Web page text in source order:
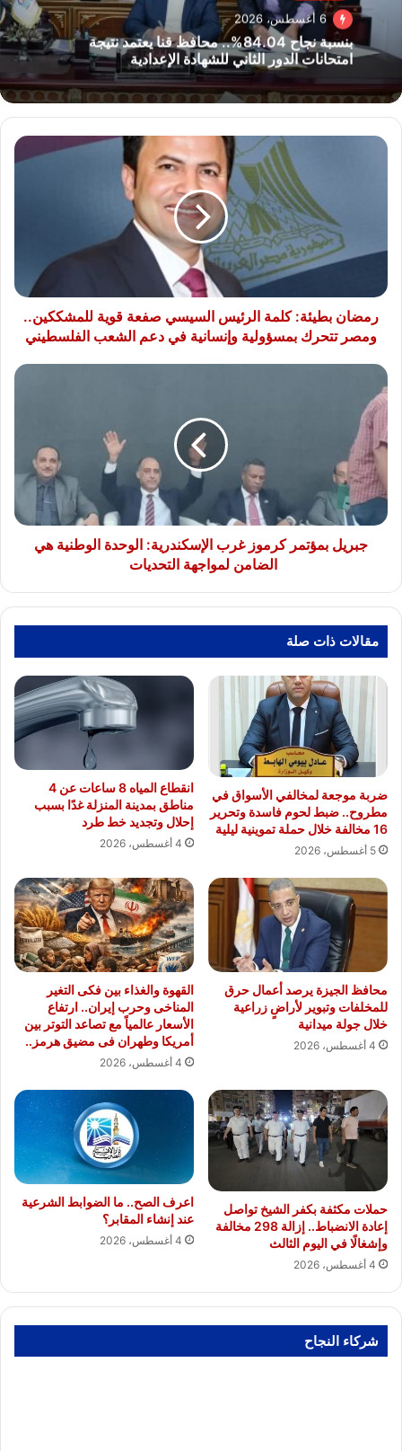
6 أغسطس، 2026
بنسبة نجاح 84.04%.. محافظ قنا يعتمد نتيجة
امتحانات الدور الثاني للشهادة الإعدادية
رمضان
قوية
ومصر
تتحرك
بمسؤولية
في
دعم
الشعب
الفلسطيني
رمضان بطيئة: كلمة الرئيس السيسي صفعة قوية للمشككين..
ومصر تتحرك بمسؤولية وإنسانية في دعم الشعب الفلسطيني
جبريل
بمؤتمر
كرموز
غرب
الإسكندرية:
الوحدة
الوطنية
هي
الضامن
لمواجهةجبريل بمؤتمر كرموز غرب الإسكندرية: الوحدة الوطنية هي
الضامن لمواجهة التحديات
مقالات ذات صلة
ضربة موجعة لمخالفي الأسواق في
مطروح.. ضبط لحوم فاسدة وتحرير
16 مخالفة خلال حملة تموينية ليلية
5 أغسطس، 2026
انقطاع المياه 8 ساعات عن 4
مناطق بمدينة المنزلة غدًا بسبب
إحلال وتجديد خط طرد
4 أغسطس، 2026
محافظ الجيزة يرصد أعمال حرق
للمخلفات وتبوير لأراضٍ زراعية
خلال جولة ميدانية
4 أغسطس، 2026
القهوة والغذاء بين فكى التغير
المناخى وحرب إيران.. ارتفاع
الأسعار عالمياً مع تصاعد التوتر بين
أمريكا وطهران فى مضيق هرمز..
4 أغسطس، 2026
حملات مكثفة بكفر الشيخ تواصل
إعادة الانضباط.. إزالة 298 مخالفة
وإشغالًا في اليوم الثالث
4 أغسطس، 2026
اعرف الصح.. ما الضوابط الشرعية
عند إنشاء المقابر؟
4 أغسطس، 2026
شركاء النجاح